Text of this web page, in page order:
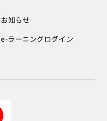
お知らせ
e-ラーニングログイン